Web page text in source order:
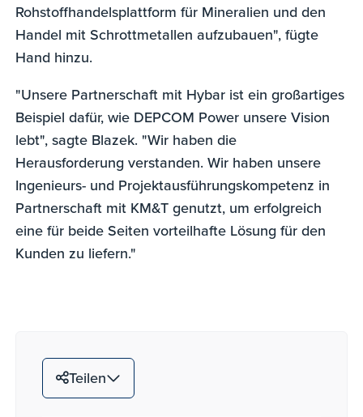
Rohstoffhandelsplattform für Mineralien und den
Handel mit Schrottmetallen aufzubauen", fügte
Hand hinzu.
"Unsere Partnerschaft mit Hybar ist ein großartiges
Beispiel dafür, wie DEPCOM Power unsere Vision
lebt", sagte Blazek. "Wir haben die
Herausforderung verstanden. Wir haben unsere
Ingenieurs- und Projektausführungskompetenz in
Partnerschaft mit KM&T genutzt, um erfolgreich
eine für beide Seiten vorteilhafte Lösung für den
Kunden zu liefern."
Teilen